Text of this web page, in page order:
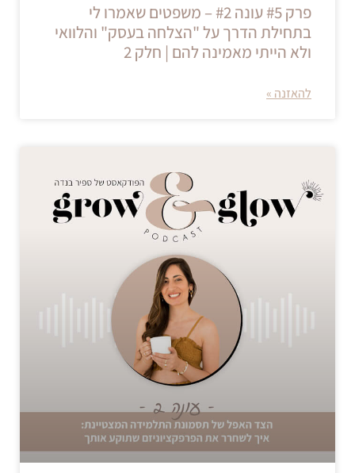
פרק #5 עונה #2 – משפטים שאמרו לי
בתחילת הדרך על "הצלחה בעסק" והלוואי
ולא הייתי מאמינה להם | חלק 2
להאזנה »